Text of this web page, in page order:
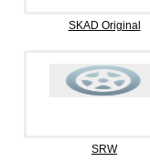
SKAD Original
SRW